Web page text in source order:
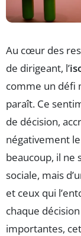
Au cœur des
de dirigeant, l’
comme un défi
paraît. Ce
de décision,
négativement
beaucoup, il ne
sociale, mais
et ceux qui
chaque
importantes,